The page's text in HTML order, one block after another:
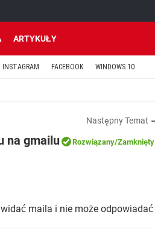
ARTYKUŁY
INSTAGRAM FACEBOOK WINDOWS 10
Następny Temat
na gmailu Rozwiązany/Zamknięty
maila i nie może odpowiadać